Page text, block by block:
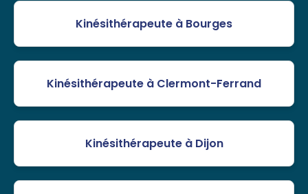
Kinésithérapeute à Bourges
Kinésithérapeute à Clermont-Ferrand
Kinésithérapeute à Dijon